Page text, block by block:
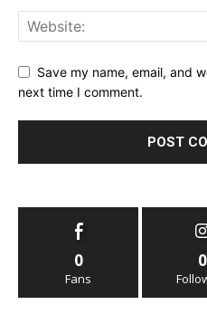
Save my name, email, and
next time I comment.
0
Fans
0